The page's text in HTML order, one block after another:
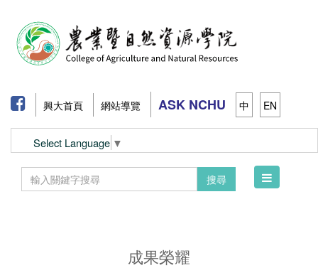
興大首頁 網站導覽 ASK NCHU 中 EN
Select Language ▼
搜尋
Toggle
成果榮耀